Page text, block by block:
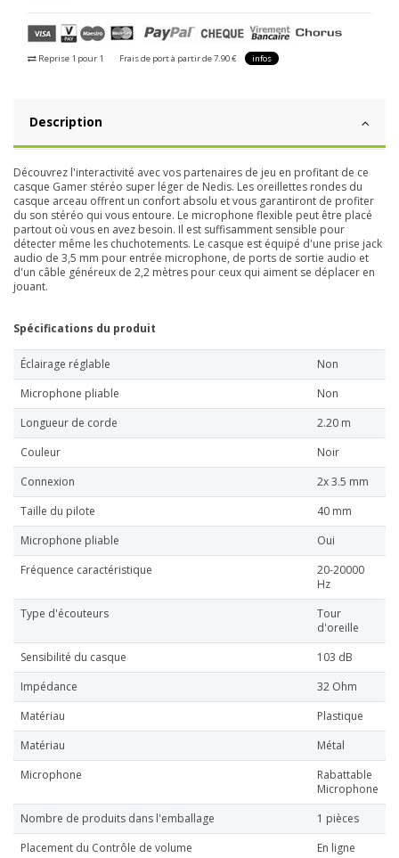
Reprise 1 pour 1 Frais de port à partir de 7.90 € infos
Description
Découvrez l'interactivité avec vos partenaires de jeu en profitant de ce
casque Gamer stéréo super léger de Nedis. Les oreillettes rondes du
casque arceau offrent un confort absolu et vous garantiront de profiter
du son stéréo qui vous entoure. Le microphone flexible peut être placé
partout où vous en avez besoin. Il est suffisamment sensible pour
détecter même les chuchotements. Le casque est équipé d'une prise jack
audio de 3,5 mm pour entrée microphone, de ports de sortie audio et
d'un câble généreux de 2,2 mètres pour ceux qui aiment se déplacer en
jouant.
Spécifications du produit
Éclairage réglable
Non
Microphone pliable
Non
Longueur de corde
2.20 m
Couleur
Noir
Connexion
2x 3.5 mm
Taille du pilote
40 mm
Microphone pliable
Oui
Fréquence caractéristique
20-20000
Hz
Type d'écouteurs
Tour
d'oreille
Sensibilité du casque
103 dB
Impédance
32 Ohm
Matériau
Plastique
Matériau
Métal
Microphone
Rabattable
Microphone
Nombre de produits dans l'emballage
1 pièces
Placement du Contrôle de volume
En ligne